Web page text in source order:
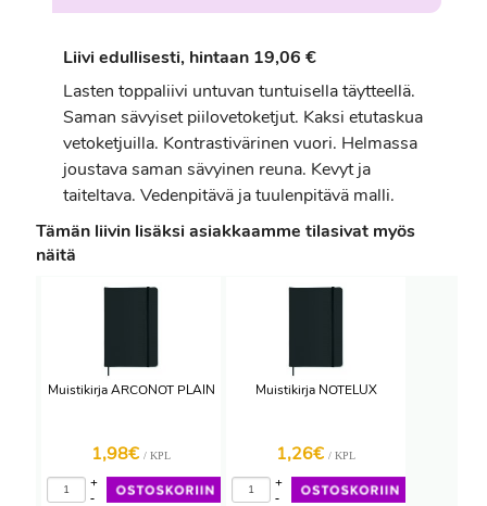
Liivi edullisesti, hintaan 19,06 €
Lasten toppaliivi untuvan tuntuisella täytteellä.
Saman sävyiset piilovetoketjut. Kaksi etutaskua
vetoketjuilla. Kontrastivärinen vuori. Helmassa
joustava saman sävyinen reuna. Kevyt ja
taiteltava. Vedenpitävä ja tuulenpitävä malli.
Tämän liivin lisäksi asiakkaamme tilasivat myös
näitä
Muistikirja ARCONOT PLAIN
1,98€ / KPL
-
+
Muistikirja NOTELUX
1,26€ / KPL
-
+